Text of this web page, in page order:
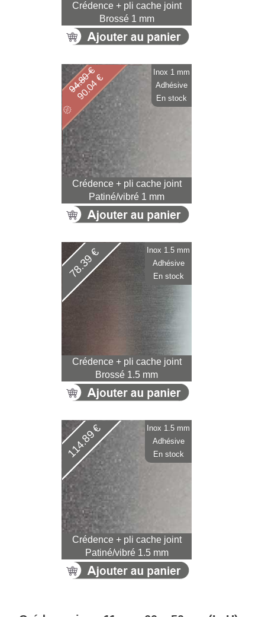
Crédence + pli cache joint
Brossé 1 mm
Crédence + pli cache joint
Patiné/vibré 1 mm
90.04 €
94.80 €
Inox 1 mm
Adhésive
En stock
Crédence + pli cache joint
Brossé 1.5 mm
78.39 €
Inox 1.5 mm
Adhésive
En stock
Crédence + pli cache joint
Patiné/vibré 1.5 mm
114.89 €
Inox 1.5 mm
Adhésive
En stock